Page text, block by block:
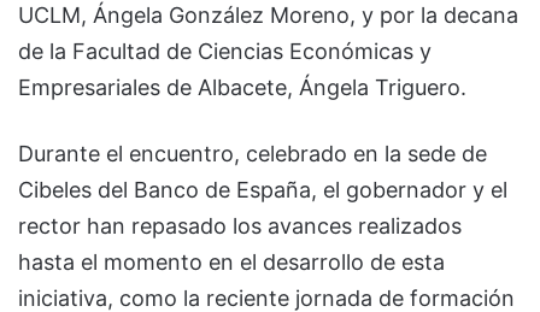
UCLM, Ángela González Moreno, y por la decana
de la Facultad de Ciencias Económicas y
Empresariales de Albacete, Ángela Triguero.
Durante el encuentro, celebrado en la sede de
Cibeles del Banco de España, el gobernador y el
rector han repasado los avances realizados
hasta el momento en el desarrollo de esta
iniciativa, como la reciente jornada de formación